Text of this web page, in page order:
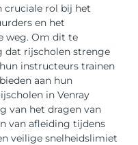
cruciale rol bij het
en het
weg. Om dit te
dat rijscholen strenge
instructeurs trainen
aan hun
in Venray
van het dragen van
van afleiding tijdens
veilige snelheidslimiet